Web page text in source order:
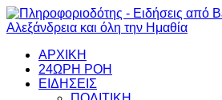
ΑΡΧΙΚΗ
24ΩΡΗ ΡΟΗ
ΕΙΔΗΣΕΙΣ